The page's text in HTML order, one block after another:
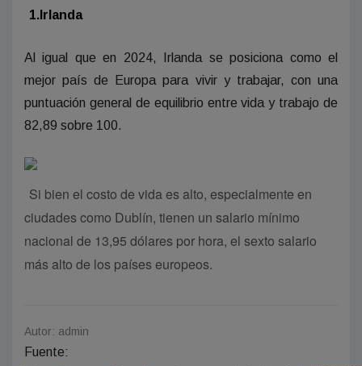
1.Irlanda
Al igual que en 2024, Irlanda se posiciona como el
mejor país de Europa para vivir y trabajar, con una
puntuación general de equilibrio entre vida y trabajo de
82,89 sobre 100.
Si bien el costo de vida es alto, especialmente en
ciudades como Dublín, tienen un salario mínimo
nacional de 13,95 dólares por hora, el sexto salario
más alto de los países europeos.
Autor: admin
Fuente: